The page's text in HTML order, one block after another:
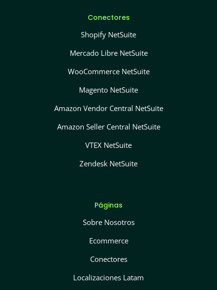
Páginas
Sobre Nosotros
Ecommerce
Conectores
Localizaciones Latam
Conectores
Shopify NetSuite
Mercado Libre NetSuite
WooCommerce NetSuite
Magento NetSuite
Amazon Vendor Central NetSuite
Amazon Seller Central NetSuite
VTEX NetSuite
Zendesk NetSuite